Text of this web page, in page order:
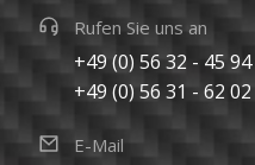
Rufen Sie uns an
+49 (0) 56 32 - 45 94
+49 (0) 56 31 - 62
E-Mail